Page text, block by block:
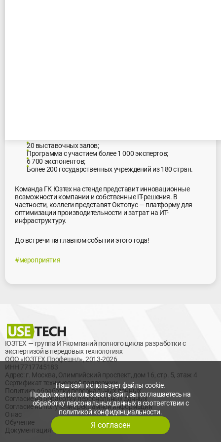
20 выставочных залов;
Программа с участием более 1 000 экспертов;
6 700 экспонентов;
Более 200 государственных учреждений из 180 стран.
Команда ГК Юзтех на стенде представит инновационные
возможности компании и собственные IT-решения. В
частности, коллеги представят Октопус — платформу для
оптимизации производительности и затрат на ИТ-
инфраструктуру.
До встречи на главном событии этого года!
#мероприятия
ЮЗТЕХ — группа ИТ-компаний полного цикла разработки с
экспертизой в передовых технологиях
ООО «ЮЗТЕХ Профешнл», 2013-2026
ИНН 7717745183
Адрес: г. Москва, Олимпийский проспект, дом 16, стр. 5, этаж 4
Сертификат технической поддержки
Политика обработки персональных данных
Согласие на обработку персональных данных
Согласие на получение рекламной информации
О нас
Обучение
Документация
Наш сайт использует файлы cookie.
Продолжая использовать сайт, вы соглашаетесь на
обработку персональных данных в соответствии с
политикой конфиденциальности.
Я согласен